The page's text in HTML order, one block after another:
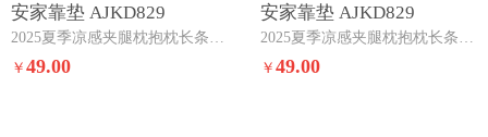
安家靠垫 AJKD829
2025夏季凉感夹腿枕抱枕长条枕孕妇枕床头靠背靠垫跨境外贸【有】冬款-橘色
￥49.00
安家靠垫 AJKD829
2025夏季凉感夹腿枕抱枕长条枕孕妇枕床头靠背靠垫跨境外贸【有】冬款-浅灰
￥ 49.00